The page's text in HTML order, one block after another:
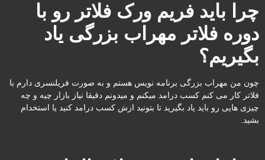
چرا باید فریم ورک فلاتر رو با
دوره فلاتر مهراب بزرگی یاد
بگیریم؟
چون من مهراب بزرگی برنامه نویس هستم و به صورت فریلنسری دارم با
فلاتر کار می کنم کسب درامد میکنم و میدونم دقیقا نیاز بازار چیه و چه
چیزی هایی رو باید یاد بگیرید تا بتونید ازش کسب درامد کنید یا استخدام
بشید.